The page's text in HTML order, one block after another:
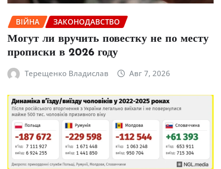
ВІЙНА ЗАКОНОДАВСТВО
Могут ли вручить повестку не по месту
прописки в 2026 году
Терещенко Владислав Авг 7, 2026